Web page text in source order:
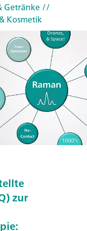
Getränke//
Kosmetik
zur